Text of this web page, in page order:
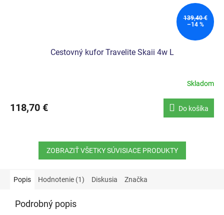
139,40 €
–14 %
Cestovný kufor Travelite Skaii 4w L
Skladom
118,70 € Do košíka
ZOBRAZIŤ VŠETKY SÚVISIACE PRODUKTY
Popis Hodnotenie (1) Diskusia Značka
Podrobný popis